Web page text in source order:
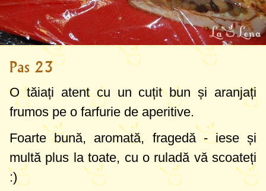
Pas 23
O tăiați atent cu un cuțit bun și aranjați
frumos pe o farfurie de aperitive.
Foarte bună, aromată, fragedă - iese și
multă plus la toate, cu o ruladă vă scoateți
:)